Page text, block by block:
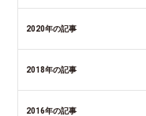
2020年の記事
2018年の記事
2016年の記事